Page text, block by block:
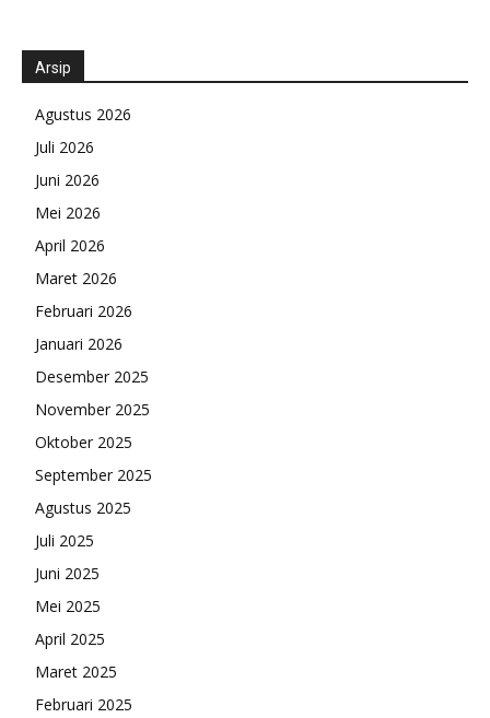
Arsip
Agustus 2026
Juli 2026
Juni 2026
Mei 2026
April 2026
Maret 2026
Februari 2026
Januari 2026
Desember 2025
November 2025
Oktober 2025
September 2025
Agustus 2025
Juli 2025
Juni 2025
Mei 2025
April 2025
Maret 2025
Februari 2025